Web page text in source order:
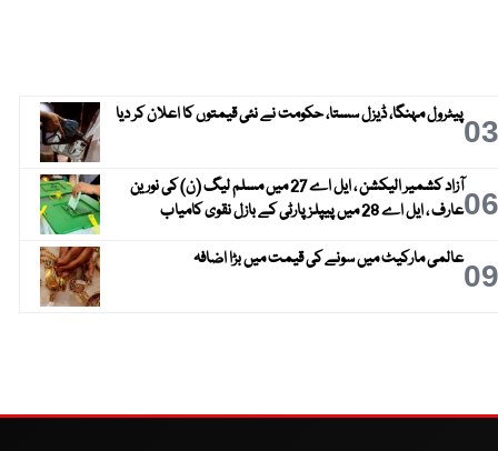
03پیٹرول مہنگا، ڈیزل سستا، حکومت نے نئی قیمتوں کا اعلان کر دیا
06
آزاد کشمیر الیکشن ، ایل اے 27 میں مسلم لیگ (ن) کی نورین
عارف ، ایل اے 28 میں پیپلز پارٹی کے بازل نقوی کامیاب
09عالمی مارکیٹ میں سونے کی قیمت میں بڑا اضافہ